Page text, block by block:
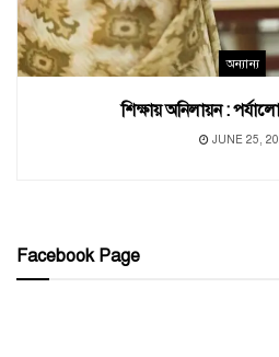
অন্যান্য
শিক্ষায় অনিলায়ন :
JUNE 25,
Facebook Page